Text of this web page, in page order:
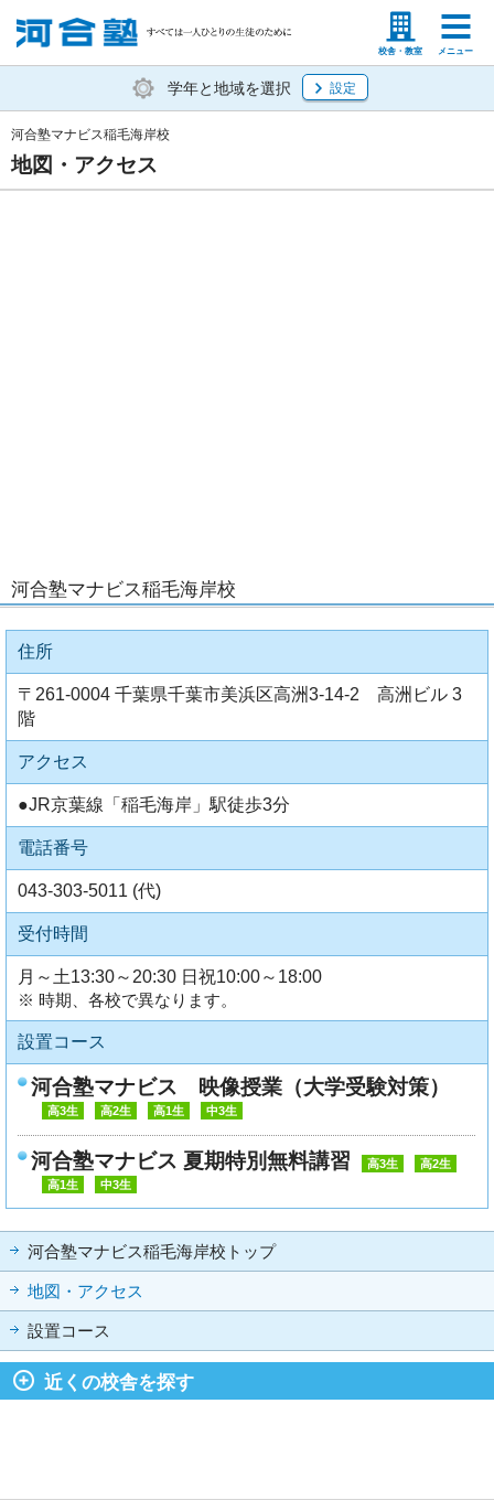
校舎・教室 メニュー
塾生の方 高等学校の先生
学年と地域を選択 設定
地図・アクセス
河合塾マナビス稲毛海岸校
河合塾マナビス稲毛海岸校
住所
〒261-0004 千葉県千葉市美浜区高洲3-14-2 高洲ビル 3
階
アクセス
●JR京葉線「稲毛海岸」駅徒歩3分
電話番号
043-303-5011 (代)
受付時間
月～土13:30～20:30 日祝10:00～18:00
※ 時期、各校で異なります。
設置コース
河合塾マナビス 映像授業（大学受験対策）
高3生 高2生 高1生 中3生
河合塾マナビス 夏期特別無料講習 高3生
高2生
高1生
中3生
河合塾マナビス稲毛海岸校トップ
地図・アクセス
設置コース
近くの校舎を探す